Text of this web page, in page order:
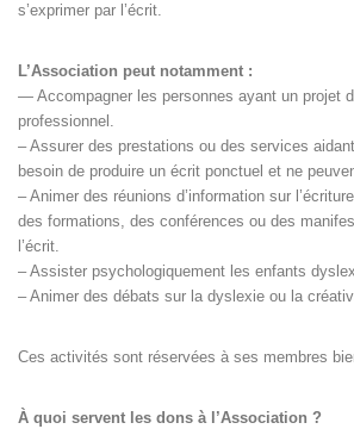
s’exprimer par l’écrit.
L’Association peut notamment :
— Accompagner les personnes ayant un projet
professionnel.
– Assurer des prestations ou des services
besoin de produire un écrit ponctuel et ne
– Animer des réunions d’information sur
des formations, des conférences ou des
l’écrit.
– Assister psychologiquement les enfants
– Animer des débats sur la dyslexie ou la
Ces activités sont réservées à ses membres
À quoi servent les dons à l’Association ?